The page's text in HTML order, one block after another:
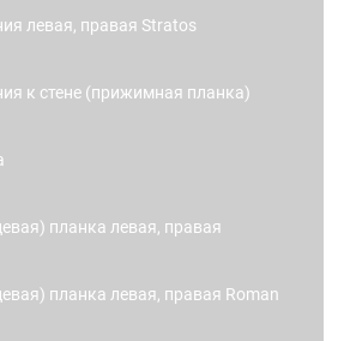
левая, правая Stratos
к стене (прижимная планка)
планка левая, правая
планка левая, правая Roman